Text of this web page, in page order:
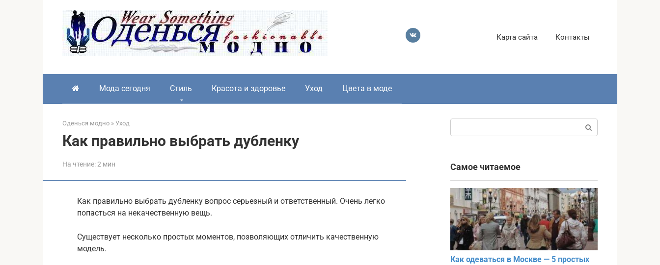
Карта сайта Контакты
Мода сегодня Стиль Красота и здоровье Уход Цвета в моде
Оденься модно » Уход
Как правильно выбрать дубленку
На чтение:2 мин
Как правильно выбрать дубленку вопрос серьезный и ответственный. Очень легко
попасться на некачественную вещь.
Существует несколько простых моментов, позволяющих отличить качественную
модель.
Самое читаемое
Как одеваться в Москве — 5 простых